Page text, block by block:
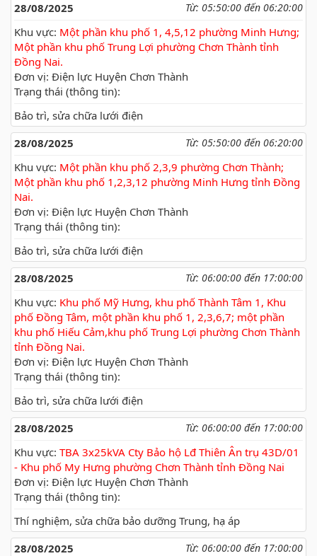
28/08/2025
Từ: 05:50:00 đến 06:20:00
Khu vực: Một phần khu phố 1, 4,5,12 phường Minh Hưng;
Một phần khu phố Trung Lợi phường Chơn Thành tỉnh
Đồng Nai.
Đơn vị: Điện lực Huyện Chơn Thành
Trạng thái (thông tin):
Bảo trì, sửa chữa lưới điện
28/08/2025
Từ: 05:50:00 đến 06:20:00
Khu vực: Một phần khu phố 2,3,9 phường Chơn Thành;
Một phần khu phố 1,2,3,12 phường Minh Hưng tỉnh Đồng
Nai.
Đơn vị: Điện lực Huyện Chơn Thành
Trạng thái (thông tin):
Bảo trì, sửa chữa lưới điện
28/08/2025
Từ: 06:00:00 đến 17:00:00
Khu vực: Khu phố Mỹ Hưng, khu phố Thành Tâm 1, Khu
phố Đồng Tâm, một phần khu phố 1, 2,3,6,7; một phần
khu phố Hiếu Cảm,khu phố Trung Lợi phường Chơn Thành
tỉnh Đồng Nai.
Đơn vị: Điện lực Huyện Chơn Thành
Trạng thái (thông tin):
Bảo trì, sửa chữa lưới điện
28/08/2025
Từ: 06:00:00 đến 17:00:00
Khu vực: TBA 3x25kVA Cty Bảo hộ Lđ Thiên Ân trụ 43D/01
- Khu phố My Hưng phường Chơn Thành tỉnh Đồng Nai
Đơn vị: Điện lực Huyện Chơn Thành
Trạng thái (thông tin):
Thí nghiệm, sửa chữa bảo dưỡng Trung, hạ áp
28/08/2025
Từ: 06:00:00 đến 17:00:00